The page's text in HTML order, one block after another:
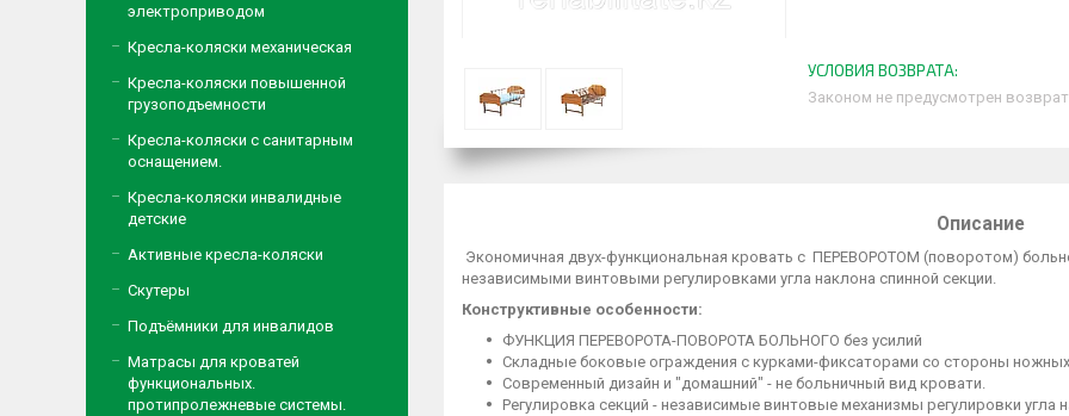
Законом не предусмотрен
Описание
Экономичная двух-функциональная кровать с ПЕРЕВОРОТОМ (поворотом)
независимыми винтовыми регулировками угла наклона спинной секции.
Конструктивные особенности:
ФУНКЦИЯ ПЕРЕВОРОТА-ПОВОРОТА БОЛЬНОГО без усилий
Складные боковые ограждения с курками-фиксаторами со стороны
Современный дизайн и "домашний" - не больничный вид кровати.
Регулировка секций - независимые винтовые механизмы регулировки угла
электроприводом
Кресла-коляски механическая
Кресла-коляски повышенной
грузоподъемности
Кресла-коляски с санитарным
оснащением.
Кресла-коляски инвалидные
детские
Активные кресла-коляски
Скутеры
Подъёмники для инвалидов
Матрасы для кроватей
функциональных.
протипролежневые системы.